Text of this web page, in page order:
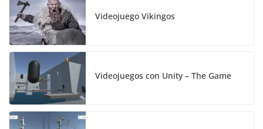
Videojuego Vikingos
Videojuegos con Unity – The Game